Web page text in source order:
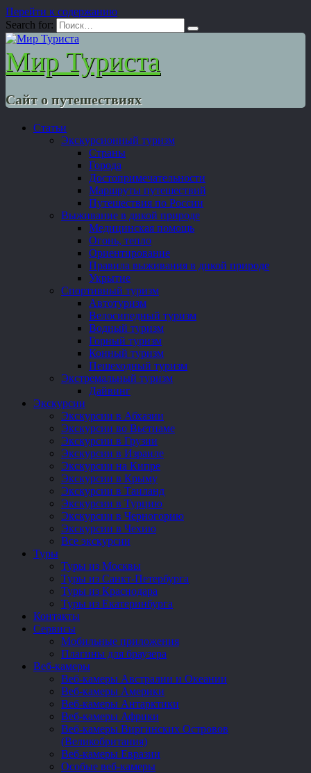
Перейти к содержанию
Search for:
Мир Туриста
Сайт о путешествиях
Статьи
Экскурсионный туризм
Страны
Города
Достопримечательности
Маршруты путешествий
Путешествия по России
Выживание в дикой природе
Медицинская помощь
Огонь, тепло
Ориентирование
Правила выживания в дикой природе
Укрытие
Спортивный туризм
Автотуризм
Велосипедный туризм
Водный туризм
Горный туризм
Конный туризм
Пешеходный туризм
Экстремальный туризм
Дайвинг
Экскурсии
Экскурсии в Абхазии
Экскурсии во Вьетнаме
Экскурсии в Грузии
Экскурсии в Израиле
Экскурсии на Кипре
Экскурсии в Крыму
Экскурсии в Таиланд
Экскурсии в Турцию
Экскурсии в Черногорию
Экскурсии в Чехию
Все экскурсии
Туры
Туры из Москвы
Туры из Санкт-Петербурга
Туры из Краснодара
Туры из Екатеринбурга
Контакты
Сервисы
Мобильные приложения
Плагины для браузера
Веб-камеры
Веб-камеры Австралии и Океании
Веб-камеры Америки
Веб-камеры Антарктики
Веб-камеры Африки
Веб-камеры Виргинских Островов
(Великобритания)
Веб-камеры Евразии
Особые веб-камеры